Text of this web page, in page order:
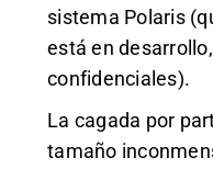
sistema Polaris
está en
confidenciales).
La cagada por
tamaño